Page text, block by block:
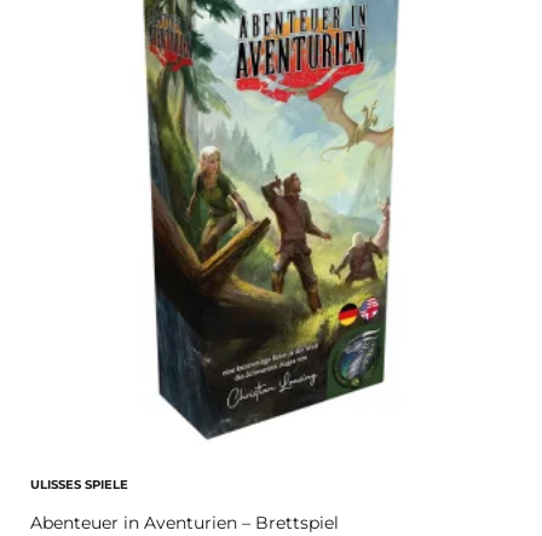
ULISSES SPIELE
Abenteuer in Aventurien – Brettspiel